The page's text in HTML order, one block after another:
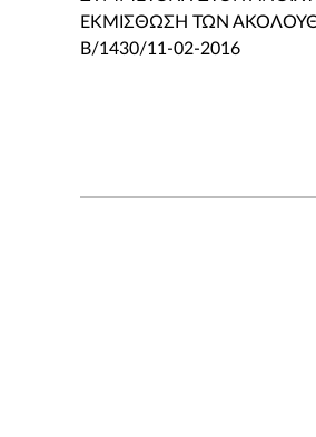
ΕΚΜΙΣΘΩΣΗ ΤΩΝ
Β/1430/11-02-2016